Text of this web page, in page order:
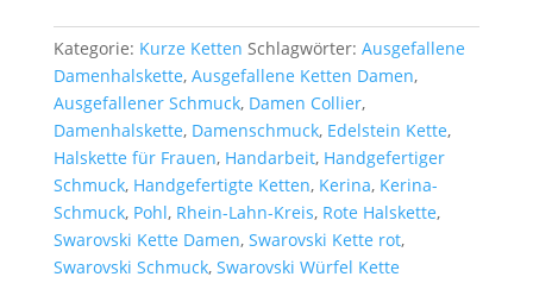
Kategorie: Kurze Ketten Schlagwörter: Ausgefallene
Damenhalskette, Ausgefallene Ketten Damen,
Ausgefallener Schmuck, Damen Collier,
Damenhalskette, Damenschmuck, Edelstein Kette,
Halskette für Frauen, Handarbeit, Handgefertiger
Schmuck, Handgefertigte Ketten, Kerina, Kerina-
Schmuck, Pohl, Rhein-Lahn-Kreis, Rote Halskette,
Swarovski Kette Damen, Swarovski Kette rot,
Swarovski Schmuck, Swarovski Würfel Kette